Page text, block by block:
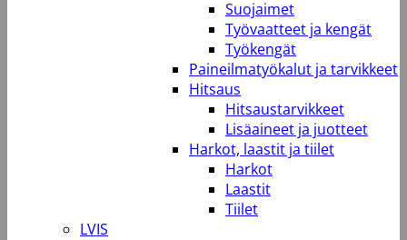
Suojaimet
Työvaatteet ja kengät
Työkengät
Paineilmatyökalut ja tarvikkeet
Hitsaus
Hitsaustarvikkeet
Lisäaineet ja juotteet
Harkot, laastit ja tiilet
Harkot
Laastit
Tiilet
LVIS